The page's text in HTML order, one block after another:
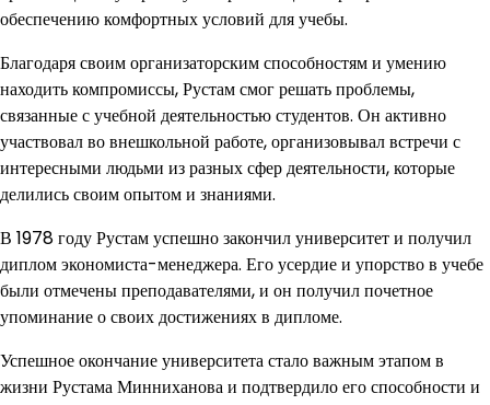
обеспечению комфортных условий для учебы.
Благодаря своим организаторским способностям и умению
находить компромиссы, Рустам смог решать проблемы,
связанные с учебной деятельностью студентов. Он активно
участвовал во внешкольной работе, организовывал встречи с
интересными людьми из разных сфер деятельности, которые
делились своим опытом и знаниями.
В 1978 году Рустам успешно закончил университет и получил
диплом экономиста-менеджера. Его усердие и упорство в учебе
были отмечены преподавателями, и он получил почетное
упоминание о своих достижениях в дипломе.
Успешное окончание университета стало важным этапом в
жизни Рустама Минниханова и подтвердило его способности и